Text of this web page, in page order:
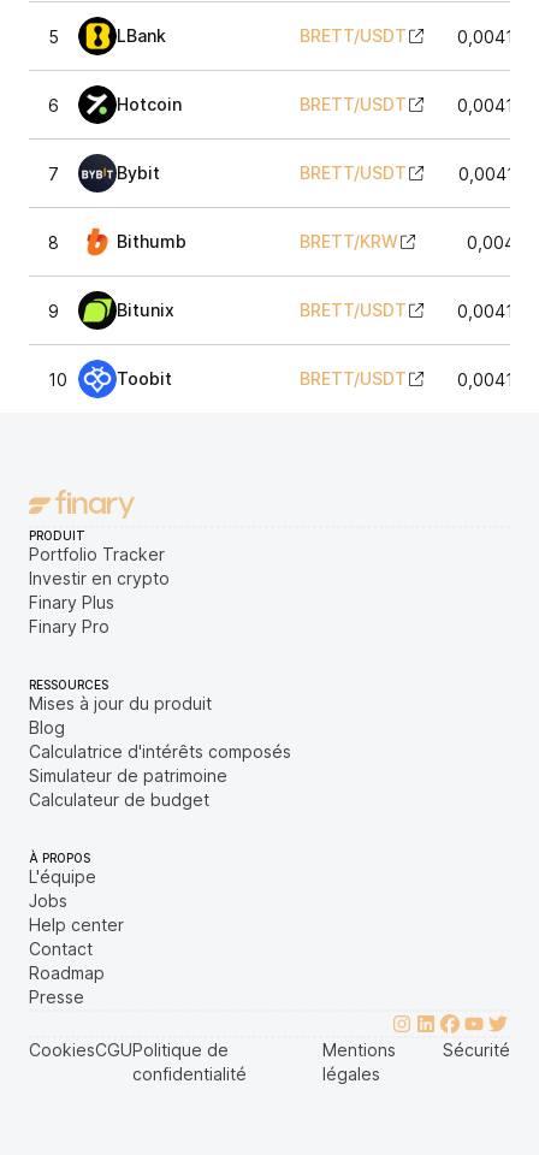
5 LBank BRETT/USDT
6 Hotcoin BRETT/USDT
7 Bybit BRETT/USDT
8 Bithumb BRETT/KRW
9 Bitunix BRETT/USDT
10 Toobit BRETT/USDT
PRODUIT
Portfolio Tracker
Investir en crypto
Finary Plus
Finary Pro
RESSOURCES
Mises à jour du produit
Blog
Calculatrice d'intérêts composés
Simulateur de patrimoine
Calculateur de budget
À PROPOS
L'équipe
Jobs
Help center
Contact
Roadmap
Presse
CookiesCGUPolitique de
confidentialité
Mentions
légales
Sécurité